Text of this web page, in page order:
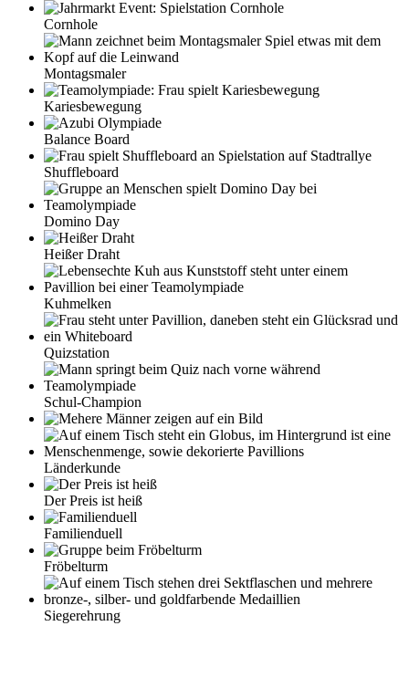
Cornhole
Montagsmaler
Kariesbewegung
Balance Board
Shuffleboard
Domino Day
Heißer Draht
Kuhmelken
Quizstation
Schul-Champion
Länderkunde
Der Preis ist heiß
Familienduell
Fröbelturm
Siegerehrung